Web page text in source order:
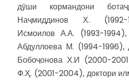
дӯши кормандони
Наҷмиддинов Х. (1992-
Исмоилов А.А. (1993-
Абдуллоева М. (1994-1996),
Бобоҷонова Х.И (2000-
Ф.Ҳ. (2001-2004), доктори